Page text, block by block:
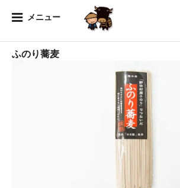
メニュー
海
ふのり蕎麦